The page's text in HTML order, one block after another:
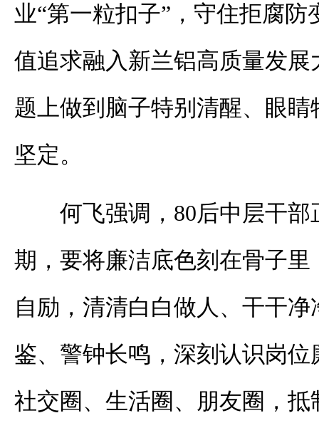
业“第一粒扣子”，守住拒腐
值追求融入新兰铝高质量发
题上做到脑子特别清醒、眼
坚定。
何飞强调，80后中层干
期，要将廉洁底色刻在骨子
自励，清清白白做人、干干
鉴、警钟长鸣，深刻认识岗
社交圈、生活圈、朋友圈，